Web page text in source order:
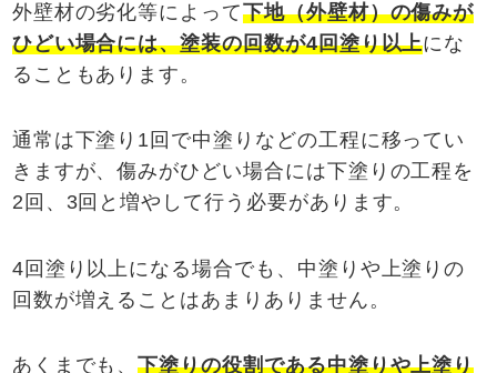
外壁材の劣化等によって下地（外壁材）の傷みが
ひどい場合には、塗装の回数が4回塗り以上にな
ることもあります。
通常は下塗り1回で中塗りなどの工程に移ってい
きますが、傷みがひどい場合には下塗りの工程を
2回、3回と増やして行う必要があります。
4回塗り以上になる場合でも、中塗りや上塗りの
回数が増えることはあまりありません。
あくまでも、下塗りの役割である中塗りや上塗り